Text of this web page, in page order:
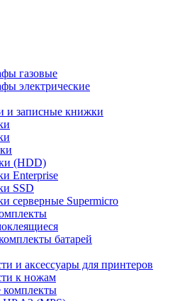
газовые
электрические
и записные книжки
(HDD)
Enterprise
SSD
серверные Supermicro
батарей
и аксессуары для принтеров
к ножам
комплекты